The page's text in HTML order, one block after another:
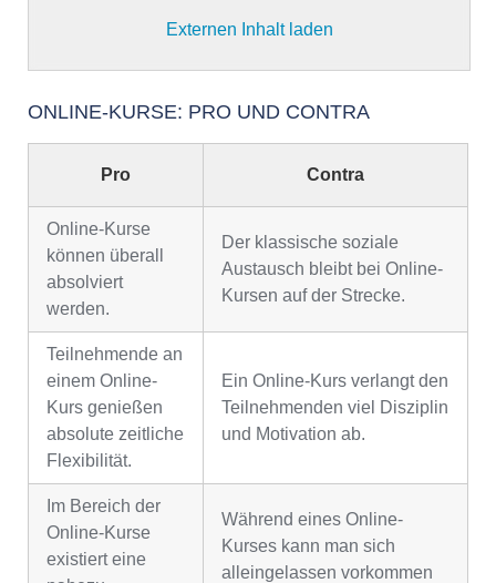
Externen Inhalt laden
ONLINE-KURSE: PRO UND CONTRA
Pro Contra
Online-Kurse
können überall
absolviert
werden.
Der klassische soziale
Austausch bleibt bei Online-
Kursen auf der Strecke.
Teilnehmende an
einem Online-
Kurs genießen
absolute zeitliche
Flexibilität.
Ein Online-Kurs verlangt den
Teilnehmenden viel Disziplin
und Motivation ab.
Im Bereich der
Online-Kurse
existiert eine
Während eines Online-
Kurses kann man sich
alleingelassen vorkommen